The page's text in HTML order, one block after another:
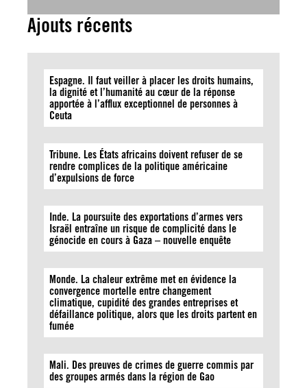
Ajouts récents
Espagne. Il faut veiller à placer les droits humains,
la dignité et l’humanité au cœur de la réponse
apportée à l’afflux exceptionnel de personnes à
Ceuta
Tribune. Les États africains doivent refuser de se
rendre complices de la politique américaine
d’expulsions de force
Inde. La poursuite des exportations d’armes vers
Israël entraîne un risque de complicité dans le
génocide en cours à Gaza – nouvelle enquête
Monde. La chaleur extrême met en évidence la
convergence mortelle entre changement
climatique, cupidité des grandes entreprises et
défaillance politique, alors que les droits partent en
fumée
Mali. Des preuves de crimes de guerre commis par
des groupes armés dans la région de Gao